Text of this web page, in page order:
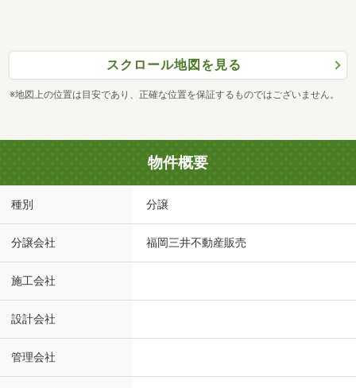
スクロール地図を見る
※地図上の位置は目安であり、正確な位置を保証するものではございません。
物件概要
種別 分譲
分譲会社 福岡三井不動産販売
施工会社
設計会社
管理会社